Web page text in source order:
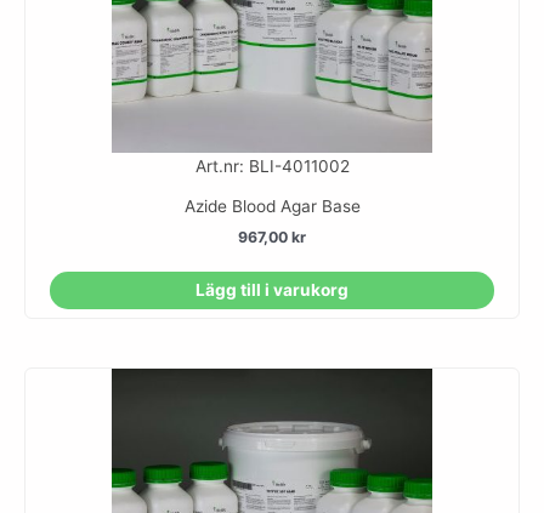
Art.nr: BLI-4011002
Azide Blood Agar Base
967,00 kr
Lägg till i varukorg